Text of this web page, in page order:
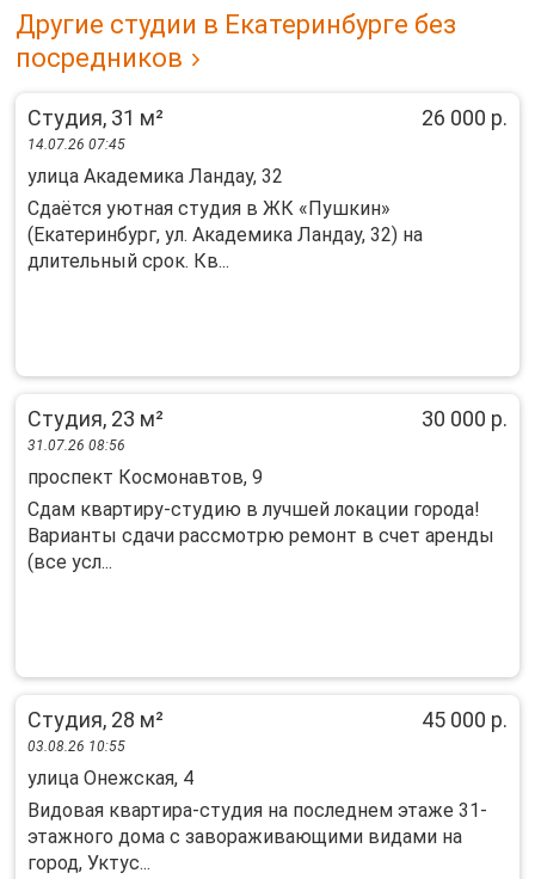
Другие студии в Екатеринбурге без
посредников
Студия, 31 м² 26 000 р.
14.07.26 07:45
улица Академика Ландау, 32
Сдаётся уютная студия в ЖК «Пушкин»
(Екатеринбург, ул. Академика Ландау, 32) на
длительный срок. Кв...
Студия, 23 м² 30 000 р.
31.07.26 08:56
проспект Космонавтов, 9
Сдам квартиру-студию в лучшей локации города!
Варианты сдачи рассмотрю ремонт в счет аренды
(все усл...
Студия, 28 м² 45 000 р.
03.08.26 10:55
улица Онежская, 4
Видовая квартира-студия на последнем этаже 31-
этажного дома с завораживающими видами на
город, Уктус...